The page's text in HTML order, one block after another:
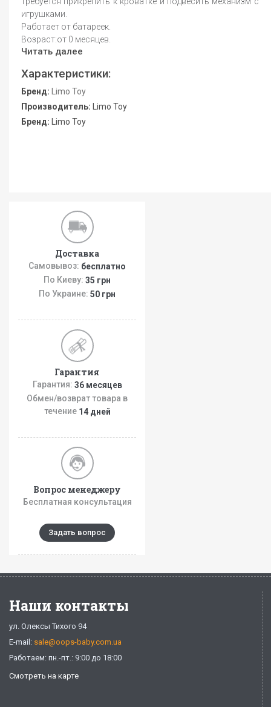
игрушками.
Работает от батареек.
Возраст:от 0 месяцев.
Читать далее
Характеристики:
Бренд:
Limo Toy
Производитель:
Limo Toy
Бренд:
Limo Toy
Доставка
Самовывоз: бесплатно
По Киеву: 35 грн
По Украине: 50 грн
Гарантия
Гарантия: 36 месяцев
Обмен/возврат товара в
течение 14 дней
Вопрос менеджеру
Бесплатная консультация
Задать вопрос
Наши контакты
ул. Олексы Тихого 94
E-mail: sale@oops-baby.com.ua
Работаем: пн.-пт.: 9:00 до 18:00
Смотреть на карте